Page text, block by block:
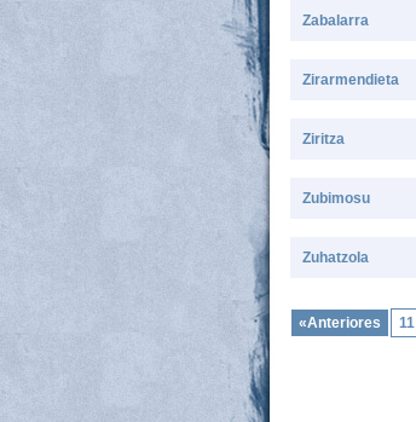
Zabalarra
Zirarmendieta
Ziritza
Zubimosu
Zuhatzola
«Anteriores 11